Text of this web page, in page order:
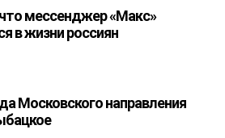
мессенджер «Макс»
в жизни россиян
Московского направления